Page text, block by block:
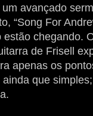
avançado
“Song For
chegando.
de Frisell
apenas os
que